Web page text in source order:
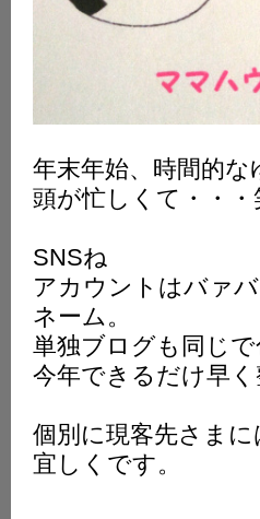
年末年始、時間的
頭が忙しくて・・・
SNSね
アカウントはバァ
ネーム。
単独ブログも同じ
今年できるだけ早く
個別に現客先さまに
宜しくです。